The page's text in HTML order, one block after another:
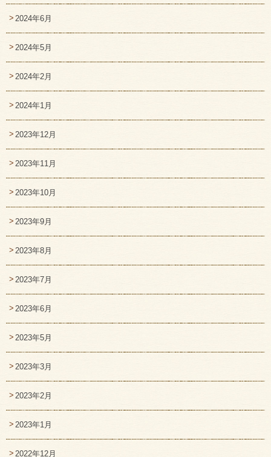
2024年6月
2024年5月
2024年2月
2024年1月
2023年12月
2023年11月
2023年10月
2023年9月
2023年8月
2023年7月
2023年6月
2023年5月
2023年3月
2023年2月
2023年1月
2022年12月